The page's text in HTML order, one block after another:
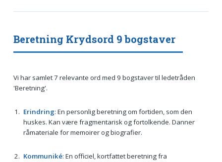
Beretning Krydsord 9 bogstaver
Vi har samlet 7 relevante ord med 9 bogstaver til ledetråden
'Beretning'.
Erindring: En personlig beretning om fortiden, som den
huskes. Kan være fragmentarisk og fortolkende. Danner
råmateriale for memoirer og biografier.
Kommuniké: En officiel, kortfattet beretning fra